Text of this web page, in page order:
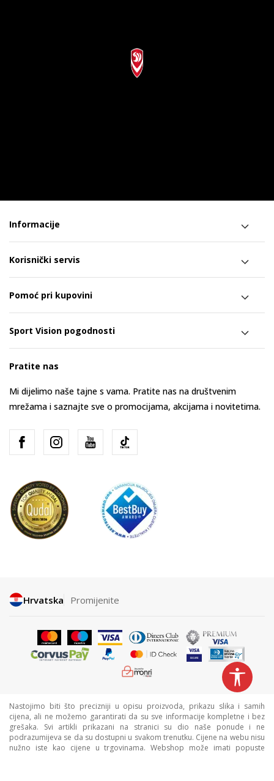
Informacije
Korisnički servis
Pomoć pri kupovini
Sport Vision pogodnosti
Pratite nas
Mi dijelimo naše tajne s vama. Pratite nas na društvenim
mrežama i saznajte sve o promocijama, akcijama i novitetima.
Hrvatska Promijenite
Nastojimo biti što precizniji u opisu proizvoda, prikazu slika i samih
cijena, ali ne možemo garantirati da su sve informacije kompletne i bez
grešaka. Svi artikli prikazani na stranici su dio naše ponude i ne
podrazumijeva se da su dostupni u svakom trenutku. Cijene na webu nisu
nužno iste kao cijene u trgovinama. Webshop može imati popuste